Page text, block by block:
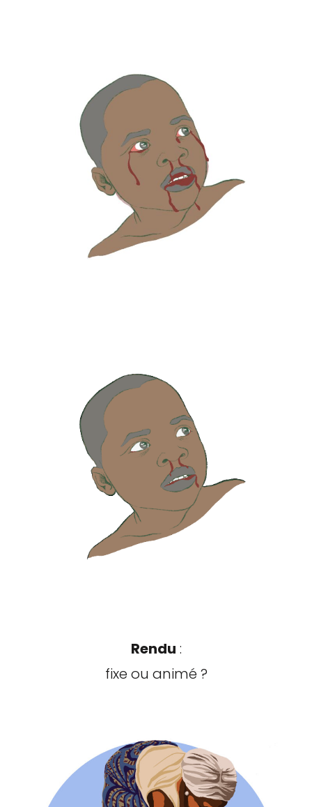
Rendu :
fixe ou animé ?